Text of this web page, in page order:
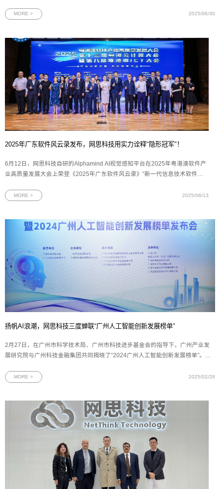
网络安全领域联合体成员单位代表齐聚羊城，围绕科技创新、产品融合、生态共
MORE > 2025/06/30
2025年广东软件风云录发布，网思科技用实力诠释"隐形冠军"！
6月12日，网思科技自研的Alphamind AI视觉感知平台在2025年粤港澳软件产
业高质量发展大会上荣登《2025年广东软件风云录》“新一代信息技术软件产
年广东软件风云录新一代信息技术软件产品奖牌2025年广东软件风云榜评选由
MORE > 2025/06/13
扬帆AI浪潮，网思科技三度蝉联“广州人工智能创新发展榜单”
2月27日，在广州市科学技术局、广州市科技进步基金会的指导下，广州产业发
展研究院与广州科技金融集团共同揭晓了“2024广州人工智能创新发展榜单”。网
值企业”称号，充分展现其在人工智能创新应用场景中的示范引领作用。图为网思
MORE > 2025/02/28